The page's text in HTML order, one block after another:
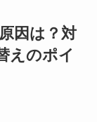
因は？対
えのポイ